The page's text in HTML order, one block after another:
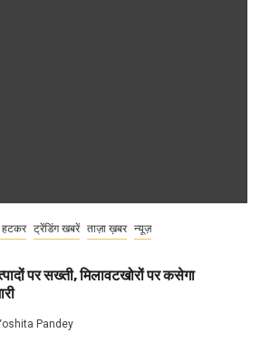
ट्रेंडिंग खबरें ताज़ा ख़बर न्यूज़
पर सख्ती, मिलावटखोरों पर कसेगा
Pandey